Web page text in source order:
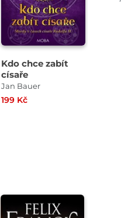
Kdo chce zabít
císaře
Jan Bauer
199 Kč